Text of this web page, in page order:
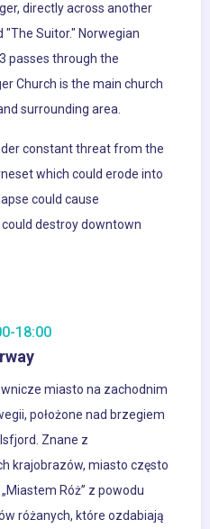
directly across another
Suitor." Norwegian
passes through the
Church is the main church
surrounding area.
constant threat from the
which could erode into
could cause
destroy downtown
18:00
miasto na zachodnim
położone nad brzegiem
Znane z
krajobrazów, miasto często
Róż” z powodu
różanych, które ozdabiają